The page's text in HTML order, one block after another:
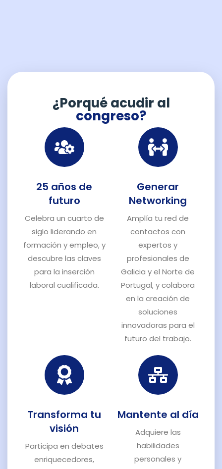
¿Porqué acudir al
congreso?
25 años de
futuro
Celebra un cuarto de
siglo liderando en
formación y empleo, y
descubre las claves
para la inserción
laboral cualificada.
Generar
Networking
Amplía tu red de
contactos con
expertos y
profesionales de
Galicia y el Norte de
Portugal, y colabora
en la creación de
soluciones
innovadoras para el
futuro del trabajo.
Transforma tu
visión
Participa en debates
enriquecedores,
Mantente al día
Adquiere las
habilidades
personales y